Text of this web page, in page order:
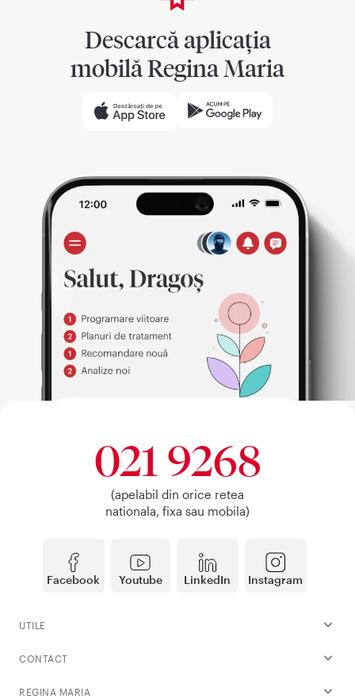
Descarcă aplicația
mobilă Regina Maria
Facebook Youtube LinkedIn Instagram
021 9268
(apelabil din orice retea
nationala, fixa sau mobila)
UTILE
CONTACT
REGINA MARIA